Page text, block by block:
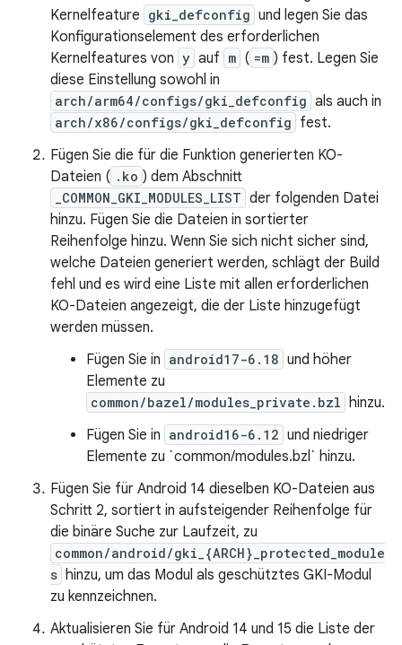
Kernelfeature gki_defconfig und legen Sie das
Konfigurationselement des erforderlichen
Kernelfeatures von y auf m ( =m ) fest. Legen Sie
diese Einstellung sowohl in
arch/arm64/configs/gki_defconfig als auch in
arch/x86/configs/gki_defconfig fest.
Fügen Sie die für die Funktion generierten KO-
Dateien ( .ko ) dem Abschnitt
_COMMON_GKI_MODULES_LIST der folgenden Datei
hinzu. Fügen Sie die Dateien in sortierter
Reihenfolge hinzu. Wenn Sie sich nicht sicher sind,
welche Dateien generiert werden, schlägt der Build
fehl und es wird eine Liste mit allen erforderlichen
KO-Dateien angezeigt, die der Liste hinzugefügt
werden müssen.
Fügen Sie in android17-6.18 und höher
Elemente zu
common/bazel/modules_private.bzl hinzu.
Fügen Sie in android16-6.12 und niedriger
Elemente zu `common/modules.bzl` hinzu.
Fügen Sie für Android 14 dieselben KO-Dateien aus
Schritt 2, sortiert in aufsteigender Reihenfolge für
die binäre Suche zur Laufzeit, zu
common/android/gki_{ARCH}_protected_module
s hinzu, um das Modul als geschütztes GKI-Modul
zu kennzeichnen.
Aktualisieren Sie für Android 14 und 15 die Liste der